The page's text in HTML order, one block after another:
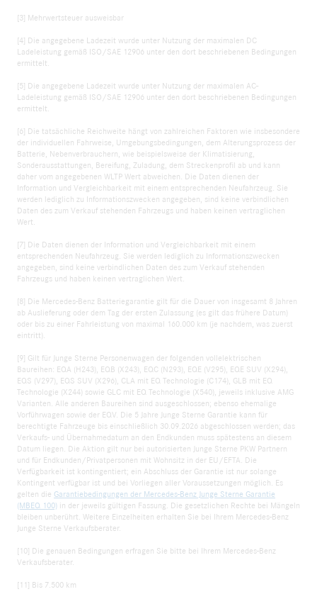
[3] Mehrwertsteuer ausweisbar
[4] Die angegebene Ladezeit wurde unter Nutzung der maximalen DC
Ladeleistung gemäß ISO/SAE 12906 unter den dort beschriebenen Bedingungen
ermittelt.
[5] Die angegebene Ladezeit wurde unter Nutzung der maximalen AC-
Ladeleistung gemäß ISO/SAE 12906 unter den dort beschriebenen Bedingungen
ermittelt.
[6] Die tatsächliche Reichweite hängt von zahlreichen Faktoren wie insbesondere
der individuellen Fahrweise, Umgebungsbedingungen, dem Alterungsprozess der
Batterie, Nebenverbrauchern, wie beispielsweise der Klimatisierung,
Sonderausstattungen, Bereifung, Zuladung, dem Streckenprofil ab und kann
daher vom angegebenen WLTP Wert abweichen. Die Daten dienen der
Information und Vergleichbarkeit mit einem entsprechenden Neufahrzeug. Sie
werden lediglich zu Informationszwecken angegeben, sind keine verbindlichen
Daten des zum Verkauf stehenden Fahrzeugs und haben keinen vertraglichen
Wert.
[7] Die Daten dienen der Information und Vergleichbarkeit mit einem
entsprechenden Neufahrzeug. Sie werden lediglich zu Informationszwecken
angegeben, sind keine verbindlichen Daten des zum Verkauf stehenden
Fahrzeugs und haben keinen vertraglichen Wert.
[8] Die Mercedes-Benz Batteriegarantie gilt für die Dauer von insgesamt 8 Jahren
ab Auslieferung oder dem Tag der ersten Zulassung (es gilt das frühere Datum)
oder bis zu einer Fahrleistung von maximal 160.000 km (je nachdem, was zuerst
eintritt).
[9] Gilt für Junge Sterne Personenwagen der folgenden vollelektrischen
Baureihen: EQA (H243), EQB (X243), EQC (N293), EQE (V295), EQE SUV (X294),
EQS (V297), EQS SUV (X296), CLA mit EQ Technologie (C174), GLB mit EQ
Technologie (X244) sowie GLC mit EQ Technologie (X540), jeweils inklusive AMG
Varianten. Alle anderen Baureihen sind ausgeschlossen; ebenso ehemalige
Vorführwagen sowie der EQV. Die 5 Jahre Junge Sterne Garantie kann für
berechtigte Fahrzeuge bis einschließlich 30.09.2026 abgeschlossen werden; das
Verkaufs- und Übernahmedatum an den Endkunden muss spätestens an diesem
Datum liegen. Die Aktion gilt nur bei autorisierten Junge Sterne PKW Partnern
und für Endkunden/Privatpersonen mit Wohnsitz in der EU/EFTA. Die
Verfügbarkeit ist kontingentiert; ein Abschluss der Garantie ist nur solange
Kontingent verfügbar ist und bei Vorliegen aller Voraussetzungen möglich. Es
gelten die Garantiebedingungen der Mercedes-Benz Junge Sterne Garantie
(MBEQ 100) in der jeweils gültigen Fassung. Die gesetzlichen Rechte bei Mängeln
bleiben unberührt. Weitere Einzelheiten erhalten Sie bei Ihrem Mercedes-Benz
Junge Sterne Verkaufsberater.
[10] Die genauen Bedingungen erfragen Sie bitte bei Ihrem Mercedes-Benz
Verkaufsberater.
[11] Bis 7.500 km